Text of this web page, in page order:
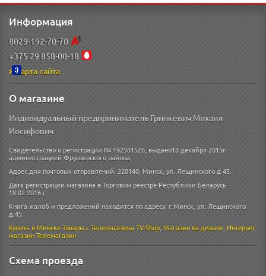
Информация
8029-192-70-70
+375 29 858-00-18
Карта сайта
О магазине
Индивидуальный предприниматель Гринкевич Михаил
Иосифович
Свидетельство о регистрации № 192581526, выдано18 декабря 2015г.
администрацией Фрунзенского района.
Адрес для почтовых отправлений: 220140, Минск, ул. Лещинского д 45.
Дата регистрации магазина в Торговом реестре Республики Беларусь
18.02.2016 г
Книга жалоб и предложений находится по адресу: г.Минск, ул. Лещинского
д.45.
Купить в МинскеТовары с Телемагазина TV-Shop,Магазин на диване,Интернет
магазинТелемагазин
Схема проезда